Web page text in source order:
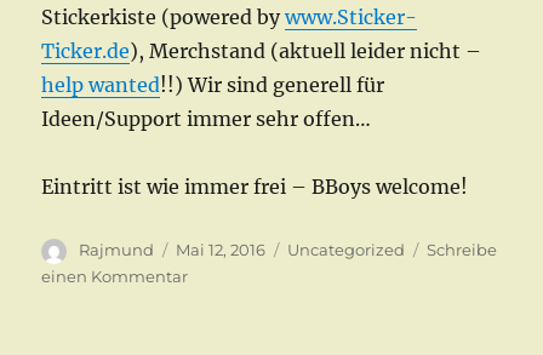
Stickerkiste (powered bywww.Sticker-
Ticker.de), Merchstand (aktuell leider nicht –
help wanted!!) Wir sind generell für
Ideen/Support immer sehr offen…
Eintritt ist wie immer frei – BBoys welcome!
Autor
Rajmund
Veröffentlicht
am
Mai 12, 2016 Kategorien
Uncategorized
Schreibe
einen Kommentarzu